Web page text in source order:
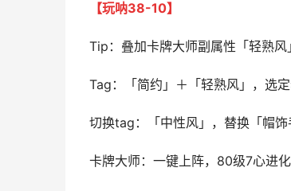
【玩呐38-10】
Tip：叠加卡牌大师副属性「轻熟风
Tag：「简约」＋「轻熟风」，选
切换tag：「中性风」，替换「帽
卡牌大师：一键上阵，80级7心进化